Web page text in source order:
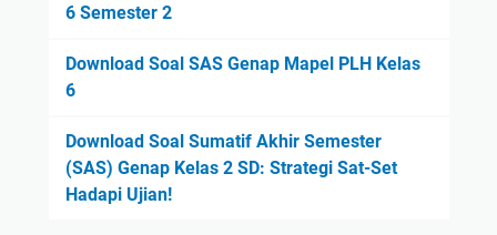
6 Semester 2
Download Soal SAS Genap Mapel PLH Kelas
6
Download Soal Sumatif Akhir Semester
(SAS) Genap Kelas 2 SD: Strategi Sat-Set
Hadapi Ujian!